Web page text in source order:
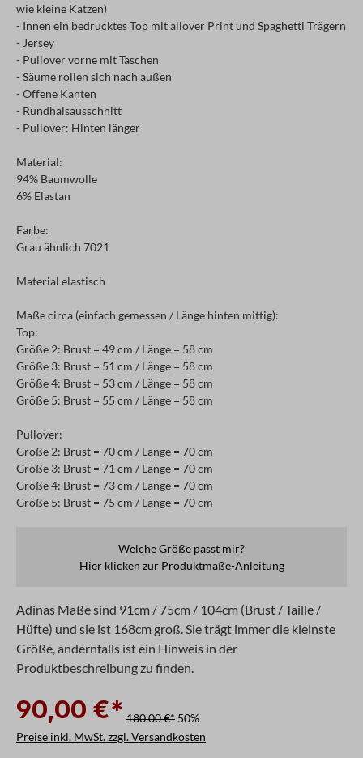
wie kleine Katzen)
- Innen ein bedrucktes Top mit allover Print und Spaghetti Trägern
- Jersey
- Pullover vorne mit Taschen
- Säume rollen sich nach außen
- Offene Kanten
- Rundhalsausschnitt
- Pullover: Hinten länger
Material:
94% Baumwolle
6% Elastan
Farbe:
Grau ähnlich 7021
Material elastisch
Maße circa (einfach gemessen / Länge hinten mittig):
Top:
Größe 2: Brust = 49 cm / Länge = 58 cm
Größe 3: Brust = 51 cm / Länge = 58 cm
Größe 4: Brust = 53 cm / Länge = 58 cm
Größe 5: Brust = 55 cm / Länge = 58 cm
Pullover:
Größe 2: Brust = 70 cm / Länge = 70 cm
Größe 3: Brust = 71 cm / Länge = 70 cm
Größe 4: Brust = 73 cm / Länge = 70 cm
Größe 5: Brust = 75 cm / Länge = 70 cm
Welche Größe passt mir?
Hier klicken zur Produktmaße-Anleitung
Adinas Maße sind 91cm / 75cm / 104cm (Brust / Taille /
Hüfte) und sie ist 168cm groß. Sie trägt immer die kleinste
Größe, andernfalls ist ein Hinweis in der
Produktbeschreibung zu finden.
90,00 €* 180,00 €* 50%
Preise inkl. MwSt. zzgl. Versandkosten